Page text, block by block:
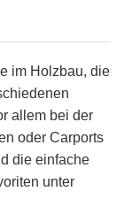
im Holzbau, die
allem bei der
oder Carports
die einfache
unter